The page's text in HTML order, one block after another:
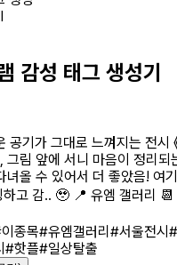
감성 태그 생성기
공기가 그대로 느껴지는 전시
그림 앞에 서니 마음이 정리되
녀올 수 있어서 더 좋았음! 여
하고 감.. 🥹 📍 유엠 갤러리
종목#유엠갤러리 #서울전시
#핫플#일상탈출